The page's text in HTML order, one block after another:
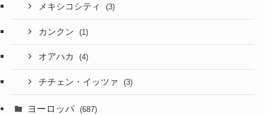
メキシコシティ (3)
カンクン (1)
オアハカ (4)
チチェン・イッツァ (3)
ヨーロッパ (687)